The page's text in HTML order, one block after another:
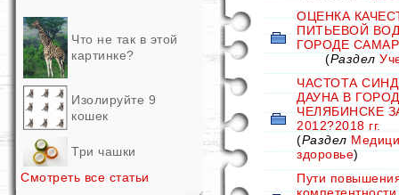
Что не так в этой
картинке?
Изолируйте 9
кошек
Три чашки
Смотреть все статьи
ОЦЕНКА
ПИТЬЕВОЙ
ГОРОДЕ
(Раздел
ЧАСТОТА
ДАУНА В
ЧЕЛЯБИНСКЕ
2012?2018 гг.
(Раздел
здоровье)
Пути